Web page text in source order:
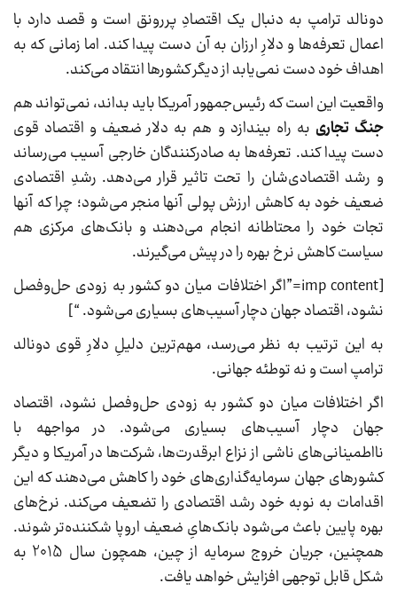
دونالد ترامپ به دنبال یک اقتصادِ پررونق است و قصد دارد با
اعمال تعرفه‌ها و دلارِ ارزان به آن دست پیدا کند. اما زمانی که به
اهداف خود دست نمی‌یابد از دیگر کشورها انتقاد می‌کند.
واقعیت این است که رئیس‌جمهور آمریکا باید بداند، نمی‌تواند هم
جنگ تجاری به راه بیندازد و هم به دلار ضعیف و اقتصاد قوی
دست پیدا کند. تعرفه‌ها به صادرکنندگان خارجی آسیب می‌رساند
و رشد اقتصادی‌شان را تحت تاثیر قرار می‌دهد. رشدِ اقتصادی
ضعیف خود به کاهش ارزش پولی آنها منجر می‌شود؛ چرا که آنها
تجات خود را محتاطانه انجام می‌دهند و بانک‌های مرکزی هم
سیاست کاهش نرخ بهره را در پیش می‌گیرند.
[imp content=”اگر اختلافات میان دو کشور به زودی حل‌وفصل
نشود، اقتصاد جهان دچار آسیب‌های بسیاری می‌شود. “]
به این ترتیب به نظر می‌رسد، مهم‌ترین دلیلِ دلارِ قوی دونالد
ترامپ است و نه توطئه جهانی.
اگر اختلافات میان دو کشور به زودی حل‌وفصل نشود، اقتصاد
جهان دچار آسیب‌های بسیاری می‌شود. در مواجهه با
نااطمینانی‌های ناشی از نزاع ابرقدرت‌ها، شرکت‌ها در آمریکا و دیگر
کشورهای جهان سرمایه‌گذاری‌های خود را کاهش می‌دهند که این
اقدامات به نوبه خود رشد اقتصادی را تضعیف می‌کند. نرخ‌های
بهره پایین باعث می‌شود بانک‌هایِ ضعیف اروپا شکننده‌تر شوند.
همچنین، جریان خروج سرمایه از چین، همچون سال 2015 به
شکل قابل توجهی افزایش خواهد یافت.